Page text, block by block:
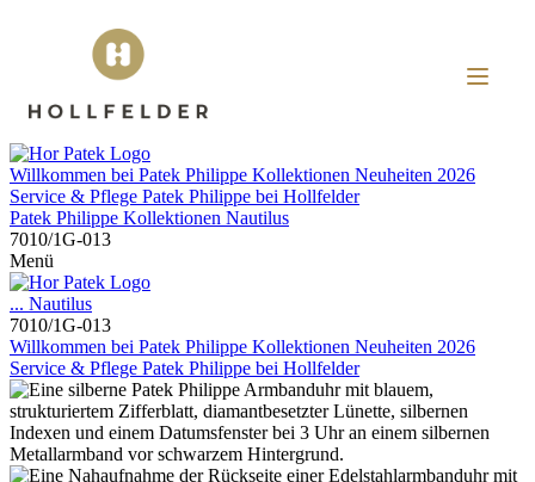
Willkommen bei Patek Philippe Kollektionen Neuheiten 2026
Service & Pflege Patek Philippe bei Hollfelder
Patek Philippe Kollektionen Nautilus
7010/1G-013
Menü
... Nautilus
7010/1G-013
Willkommen bei Patek Philippe Kollektionen Neuheiten 2026
Service & Pflege Patek Philippe bei Hollfelder